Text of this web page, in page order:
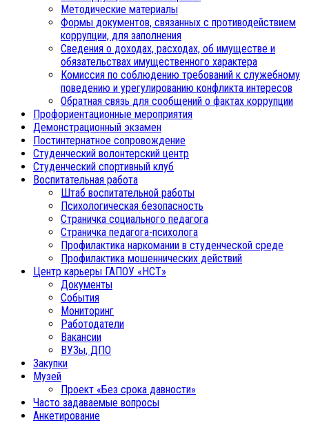
Методические материалы
Формы документов, связанных с противодействием
коррупции, для заполнения
Сведения о доходах, расходах, об имуществе и
обязательствах имущественного характера
Комиссия по соблюдению требований к служебному
поведению и урегулированию конфликта интересов
Обратная связь для сообщений о фактах коррупции
Профориентационные мероприятия
Демонстрационный экзамен
Постинтернатное сопровождение
Студенческий волонтерский центр
Студенческий спортивный клуб
Воспитательная работа
Штаб воспитательной работы
Психологическая безопасность
Страничка социального педагога
Страничка педагога-психолога
Профилактика наркомании в студенческой среде
Профилактика мошеннических действий
Центр карьеры ГАПОУ «НСТ»
Документы
События
Мониторинг
Работодатели
Вакансии
ВУЗы, ДПО
Закупки
Музей
Проект «Без срока давности»
Часто задаваемые вопросы
Анкетирование